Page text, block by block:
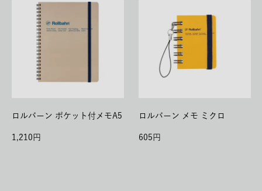
ロルバーン ポケット付メモA5
1,210
ロルバーン メモ ミクロ
605